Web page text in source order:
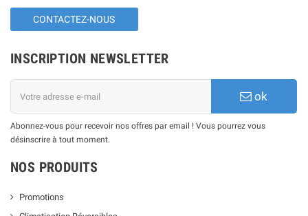
CONTACTEZ-NOUS
INSCRIPTION NEWSLETTER
ok
Abonnez-vous pour recevoir nos offres par email ! Vous pourrez vous
désinscrire à tout moment.
NOS PRODUITS
Promotions